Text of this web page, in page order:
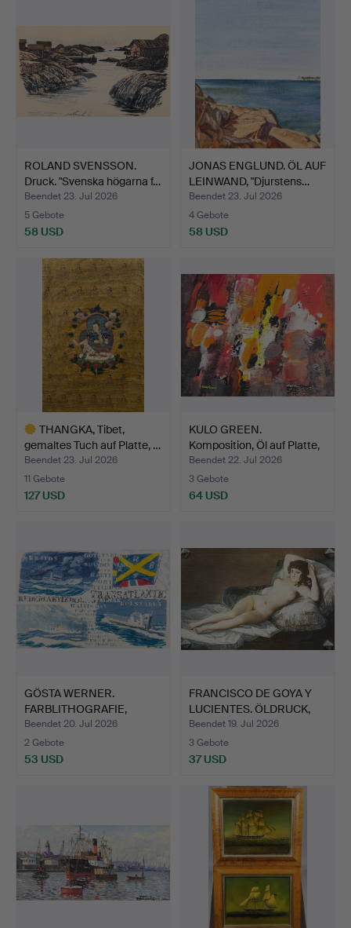
ROLAND SVENSSON.
Druck. "Svenska högarna f…
Beendet 23. Jul 2026
5 Gebote
58 USD
JONAS ENGLUND. ÖL AUF
LEINWAND, "Djurstens…
Beendet 23. Jul 2026
4 Gebote
58 USD
THANGKA, Tibet,
gemaltes Tuch auf Platte, …
Beendet 23. Jul 2026
11 Gebote
127 USD
KULO GREEN.
Komposition, Öl auf Platte,
si…
Beendet 22. Jul 2026
3 Gebote
64 USD
GÖSTA WERNER.
FARBLITHOGRAFIE,
"Transatlan…
Beendet 20. Jul 2026
2 Gebote
53 USD
FRANCISCO DE GOYA Y
LUCIENTES. ÖLDRUCK,
na…
Beendet 19. Jul 2026
3 Gebote
37 USD